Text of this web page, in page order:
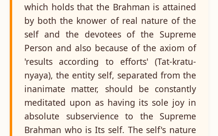
which holds that the Brahman is attained
by both the knower of real nature of the
self and the devotees of the Supreme
Person and also because of the axiom of
'results according to efforts' (Tat-kratu-
nyaya), the entity self, separated from the
inanimate matter, should be constantly
meditated upon as having its sole joy in
absolute subservience to the Supreme
Brahman who is Its self. The self's nature